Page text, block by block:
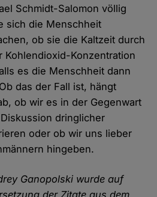
Schmidt-Salomon völlig
sich die Menschheit
ob sie die Kaltzeit durch
Kohlendioxid-Konzentration
es die Menschheit dann
das der Fall ist, hängt
ob wir es in der Gegenwart
dringlicher
oder ob wir uns lieber
hingeben.
Ganopolski wurde auf